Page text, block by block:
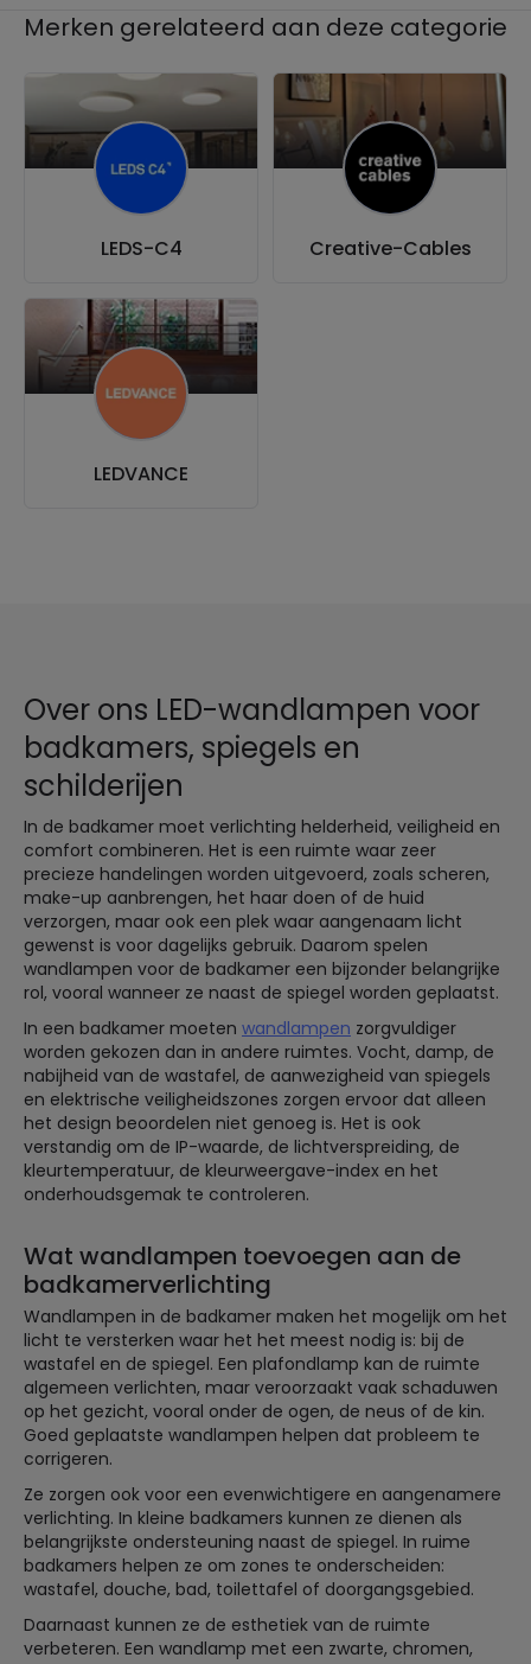
Merken gerelateerd aan deze categorie
LEDS-C4 Creative-Cables
LEDVANCE
Over ons LED-wandlampen voor
badkamers, spiegels en
schilderijen
In de badkamer moet verlichting helderheid, veiligheid en
comfort combineren. Het is een ruimte waar zeer
precieze handelingen worden uitgevoerd, zoals scheren,
make-up aanbrengen, het haar doen of de huid
verzorgen, maar ook een plek waar aangenaam licht
gewenst is voor dagelijks gebruik. Daarom spelen
wandlampen voor de badkamer een bijzonder belangrijke
rol, vooral wanneer ze naast de spiegel worden geplaatst.
In een badkamer moeten wandlampen zorgvuldiger
worden gekozen dan in andere ruimtes. Vocht, damp, de
nabijheid van de wastafel, de aanwezigheid van spiegels
en elektrische veiligheidszones zorgen ervoor dat alleen
het design beoordelen niet genoeg is. Het is ook
verstandig om de IP-waarde, de lichtverspreiding, de
kleurtemperatuur, de kleurweergave-index en het
onderhoudsgemak te controleren.
Wat wandlampen toevoegen aan de
badkamerverlichting
Wandlampen in de badkamer maken het mogelijk om het
licht te versterken waar het het meest nodig is: bij de
wastafel en de spiegel. Een plafondlamp kan de ruimte
algemeen verlichten, maar veroorzaakt vaak schaduwen
op het gezicht, vooral onder de ogen, de neus of de kin.
Goed geplaatste wandlampen helpen dat probleem te
corrigeren.
Ze zorgen ook voor een evenwichtigere en aangenamere
verlichting. In kleine badkamers kunnen ze dienen als
belangrijkste ondersteuning naast de spiegel. In ruime
badkamers helpen ze om zones te onderscheiden:
wastafel, douche, bad, toilettafel of doorgangsgebied.
Daarnaast kunnen ze de esthetiek van de ruimte
verbeteren. Een wandlamp met een zwarte, chromen,